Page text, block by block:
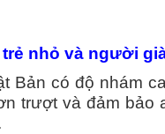
nhỏ và người
Bản có độ nhám
trượt và đảm bảo